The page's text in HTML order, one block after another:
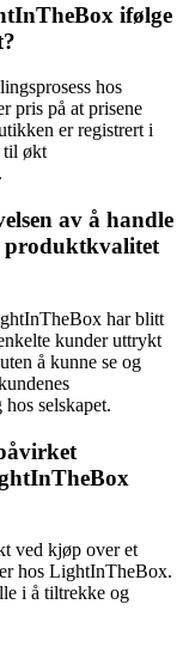
ifølge
hos
pris på at prisene
er registrert i
til økt
av å handle
produktkvalitet
har blitt
kunder uttrykt
å kunne se og
selskapet.
ved kjøp over et
hos LightInTheBox.
i å tiltrekke og